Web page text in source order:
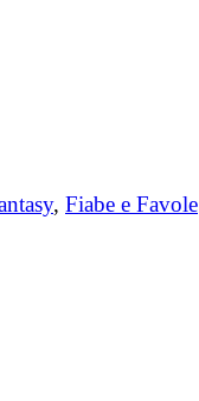
, Fiabe e Favole